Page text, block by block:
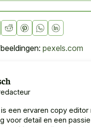
pexels.com
is een ervaren copy editor
voor detail en een